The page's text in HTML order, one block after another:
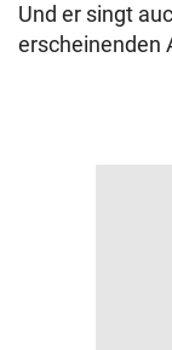
Und er singt
erscheinenden